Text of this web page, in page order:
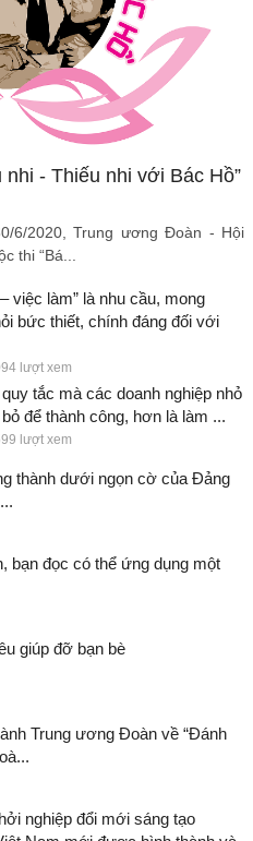
- Thiếu nhi với Bác Hồ”
6/2020, Trung ương Đoàn - Hội
thi “Bá...
việc làm” là nhu cầu, mong
bức thiết, chính đáng đối với
lượt xem
tắc mà các doanh nghiệp nhỏ
để thành công, hơn là làm ...
lượt xem
thành dưới ngọn cờ của Đảng
bạn đọc có thể ứng dụng một
giúp đỡ bạn bè
Trung ương Đoàn về “Đánh
nghiệp đổi mới sáng tạo